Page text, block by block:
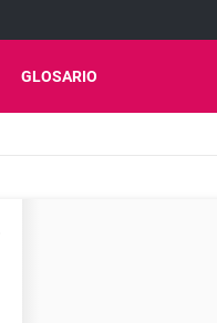
GLOSARIO